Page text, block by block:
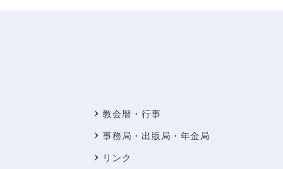
教会暦・行事
事務局・出版局・年金局
リンク